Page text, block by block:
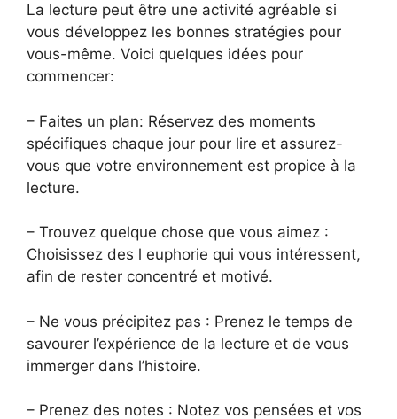
La lecture peut être une activité agréable si
vous développez les bonnes stratégies pour
vous-même. Voici quelques idées pour
commencer:
– Faites un plan: Réservez des moments
spécifiques chaque jour pour lire et assurez-
vous que votre environnement est propice à la
lecture.
– Trouvez quelque chose que vous aimez :
Choisissez des l euphorie qui vous intéressent,
afin de rester concentré et motivé.
– Ne vous précipitez pas : Prenez le temps de
savourer l’expérience de la lecture et de vous
immerger dans l’histoire.
– Prenez des notes : Notez vos pensées et vos